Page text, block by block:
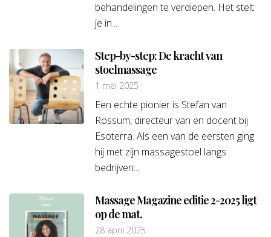
behandelingen te verdiepen. Het stelt
je in...
Step-by-step: De kracht van
stoelmassage
1 mei 2025
Een echte pionier is Stefan van
Rossum, directeur van en docent bij
Esoterra. Als een van de eersten ging
hij met zijn massagestoel langs
bedrijven...
Massage Magazine editie 2-2025 ligt
op de mat.
28 april 2025